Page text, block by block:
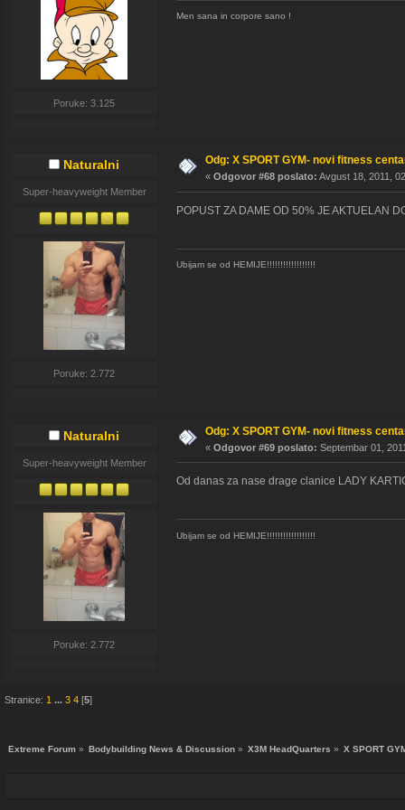
Poruke: 3.125
Men sana in corpore sano !
Naturalni
Super-heavyweight Member
Poruke: 2.772
Odg: X SPORT GYM- novi fitness
« Odgovor #68 poslato: Avgust 18, 2011,
POPUST ZA DAME OD 50% JE AKTUELAN
Ubijam se od HEMIJE!!!!!!!!!!!!!!!!!!
Naturalni
Super-heavyweight Member
Poruke: 2.772
Odg: X SPORT GYM- novi fitness
« Odgovor #69 poslato: Septembar 01,
Od danas za nase drage clanice LADY
Ubijam se od HEMIJE!!!!!!!!!!!!!!!!!!
Stranice: 1 ...3 4 [5]
Extreme Forum » Bodybuilding News & Discussion » X3M HeadQuarters » X SPORT